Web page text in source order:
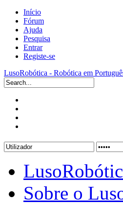
Início
Fórum
Ajuda
Pesquisa
Entrar
Registe-se
LusoRobótica - Robótica em
Sobre o